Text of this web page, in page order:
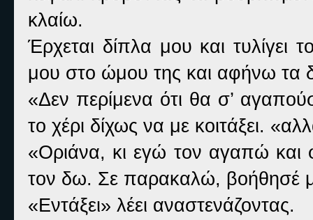
κλαίω.
Έρχεται δίπλα μου και
μου στο ώμου της και αφήνω τα
«Δεν περίμενα ότι θα σ’
το χέρι δίχως να με κοιτάξει.
«Οριάνα, κι εγώ τον αγαπώ
τον δω. Σε παρακαλώ, βοήθησέ
«Εντάξει» λέει αναστενάζοντας.